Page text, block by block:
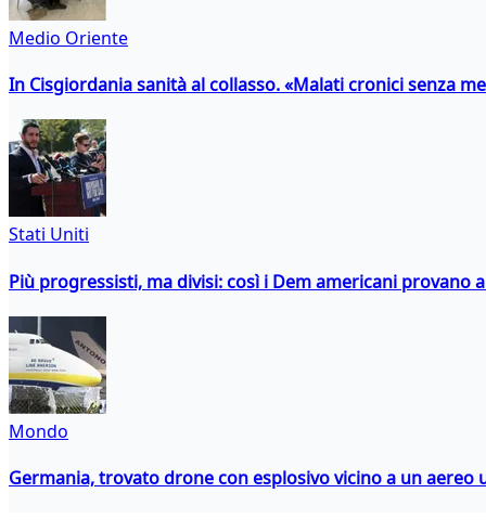
Medio Oriente
In Cisgiordania sanità al collasso. «Malati cronici senza
Stati Uniti
Più progressisti, ma divisi: così i Dem americani provano
Mondo
Germania, trovato drone con esplosivo vicino a un aereo